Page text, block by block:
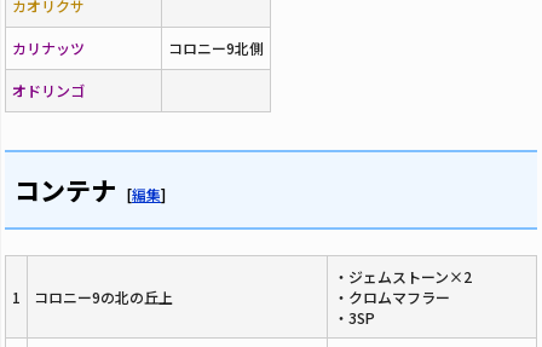
カオリクサ
カリナッツ コロニー9北側
オドリンゴ
コンテナ [編集]
1 コロニー9の北の丘上
・ジェムストーン×2
・クロムマフラー
・3SP